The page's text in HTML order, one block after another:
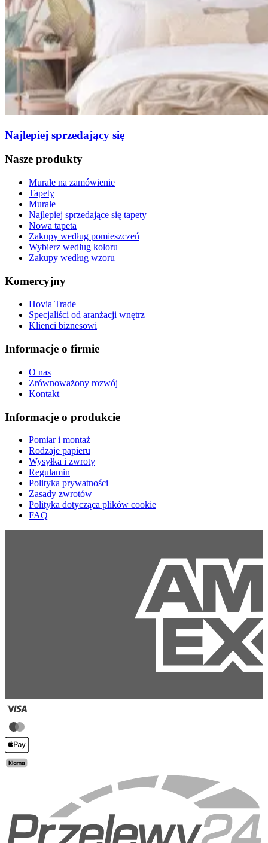
Najlepiej sprzedający się
Nasze produkty
Murale na zamówienie
Tapety
Murale
Najlepiej sprzedające się tapety
Nowa tapeta
Zakupy według pomieszczeń
Wybierz według koloru
Zakupy według wzoru
Komercyjny
Hovia Trade
Specjaliści od aranżacji wnętrz
Klienci biznesowi
Informacje o firmie
O nas
Zrównoważony rozwój
Kontakt
Informacje o produkcie
Pomiar i montaż
Rodzaje papieru
Wysyłka i zwroty
Regulamin
Polityka prywatności
Zasady zwrotów
Polityka dotycząca plików cookie
FAQ